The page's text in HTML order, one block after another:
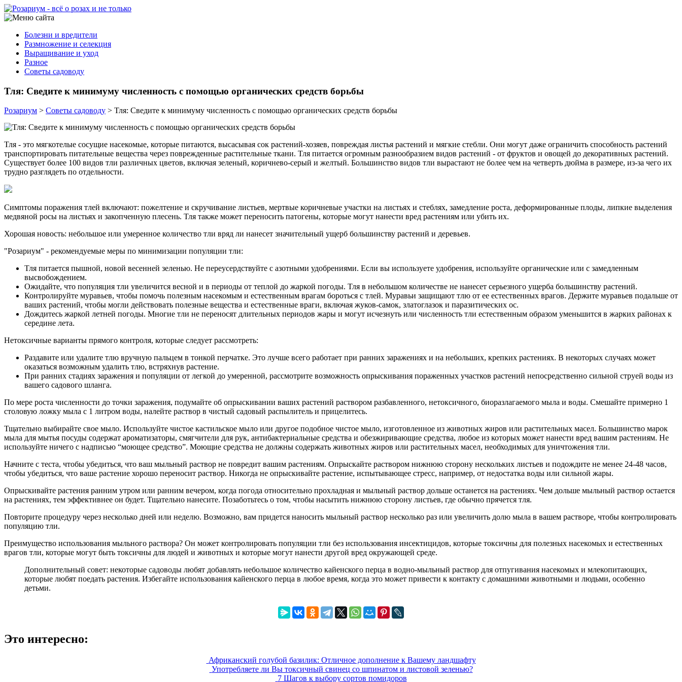
Болезни и вредители
Размножение и селекция
Выращивание и уход
Разное
Советы садоводу
Тля: Сведите к минимуму численность с помощью органических средств борьбы
Розариум > Советы садоводу > Тля: Сведите к минимуму численность с помощью органических средств борьбы
Тля - это мягкотелые сосущие насекомые, которые питаются, высасывая сок растений-хозяев, повреждая листья растений и мягкие стебли. Они могут даже ограничить способность растений
транспортировать питательные вещества через поврежденные растительные ткани. Тля питается огромным разнообразием видов растений - от фруктов и овощей до декоративных растений.
Существует более 100 видов тли различных цветов, включая зеленый, коричнево-серый и желтый. Большинство видов тли вырастают не более чем на четверть дюйма в размере, из-за чего их
трудно разглядеть по отдельности.
Симптомы поражения тлей включают: пожелтение и скручивание листьев, мертвые коричневые участки на листьях и стеблях, замедление роста, деформированные плоды, липкие выделения
медвяной росы на листьях и закопченную плесень. Тля также может переносить патогены, которые могут нанести вред растениям или убить их.
Хорошая новость: небольшое или умеренное количество тли вряд ли нанесет значительный ущерб большинству растений и деревьев.
"Розариум" - рекомендуемые меры по минимизации популяции тли:
Тля питается пышной, новой весенней зеленью. Не переусердствуйте с азотными удобрениями. Если вы используете удобрения, используйте органические или с замедленным
высвобождением.
Ожидайте, что популяция тли увеличится весной и в периоды от теплой до жаркой погоды. Тля в небольшом количестве не нанесет серьезного ущерба большинству растений.
Контролируйте муравьев, чтобы помочь полезным насекомым и естественным врагам бороться с тлей. Муравьи защищают тлю от ее естественных врагов. Держите муравьев подальше от
ваших растений, чтобы могли действовать полезные вещества и естественные враги, включая жуков-самок, златоглазок и паразитических ос.
Дождитесь жаркой летней погоды. Многие тли не переносят длительных периодов жары и могут исчезнуть или численность тли естественным образом уменьшится в жарких районах к
середине лета.
Нетоксичные варианты прямого контроля, которые следует рассмотреть:
Раздавите или удалите тлю вручную пальцем в тонкой перчатке. Это лучше всего работает при ранних заражениях и на небольших, крепких растениях. В некоторых случаях может
оказаться возможным удалить тлю, встряхнув растение.
При ранних стадиях заражения и популяции от легкой до умеренной, рассмотрите возможность опрыскивания пораженных участков растений непосредственно сильной струей воды из
вашего садового шланга.
По мере роста численности до точки заражения, подумайте об опрыскивании ваших растений раствором разбавленного, нетоксичного, биоразлагаемого мыла и воды. Смешайте примерно 1
столовую ложку мыла с 1 литром воды, налейте раствор в чистый садовый распылитель и прицелитесь.
Тщательно выбирайте свое мыло. Используйте чистое кастильское мыло или другое подобное чистое мыло, изготовленное из животных жиров или растительных масел. Большинство марок
мыла для мытья посуды содержат ароматизаторы, смягчители для рук, антибактериальные средства и обезжиривающие средства, любое из которых может нанести вред вашим растениям. Не
используйте ничего с надписью “моющее средство”. Моющие средства не должны содержать животных жиров или растительных масел, необходимых для уничтожения тли.
Начните с теста, чтобы убедиться, что ваш мыльный раствор не повредит вашим растениям. Опрыскайте раствором нижнюю сторону нескольких листьев и подождите не менее 24-48 часов,
чтобы убедиться, что ваше растение хорошо переносит раствор. Никогда не опрыскивайте растение, испытывающее стресс, например, от недостатка воды или сильной жары.
Опрыскивайте растения ранним утром или ранним вечером, когда погода относительно прохладная и мыльный раствор дольше останется на растениях. Чем дольше мыльный раствор остается
на растениях, тем эффективнее он будет. Тщательно нанесите. Позаботьтесь о том, чтобы насытить нижнюю сторону листьев, где обычно прячется тля.
Повторите процедуру через несколько дней или неделю. Возможно, вам придется наносить мыльный раствор несколько раз или увеличить долю мыла в вашем растворе, чтобы контролировать
популяцию тли.
Преимущество использования мыльного раствора? Он может контролировать популяции тли без использования инсектицидов, которые токсичны для полезных насекомых и естественных
врагов тли, которые могут быть токсичны для людей и животных и которые могут нанести другой вред окружающей среде.
Дополнительный совет: некоторые садоводы любят добавлять небольшое количество кайенского перца в водно-мыльный раствор для отпугивания насекомых и млекопитающих,
которые любят поедать растения. Избегайте использования кайенского перца в любое время, когда это может привести к контакту с домашними животными и людьми, особенно
детьми.
Это интересно:
Африканский голубой базилик: Отличное дополнение к Вашему ландшафту
Употребляете ли Вы токсичный свинец со шпинатом и листовой зеленью?
7 Шагов к выбору сортов помидоров